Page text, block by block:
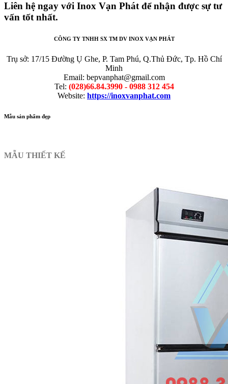
Liên hệ ngay với Inox Vạn Phát để nhận được sự tư
vấn tốt nhất.
CÔNG TY TNHH SX TM DV INOX VẠN PHÁT
Trụ sở: 17/15 Đường Ụ Ghe, P. Tam Phú, Q.Thủ Đức, Tp. Hồ Chí
Minh
Email: bepvanphat@gmail.com
Tel: (028)66.84.3990 - 0988 312 454
Website: https://inoxvanphat.com
Mẫu sản phẩm đẹp
MẪU THIẾT KẾ